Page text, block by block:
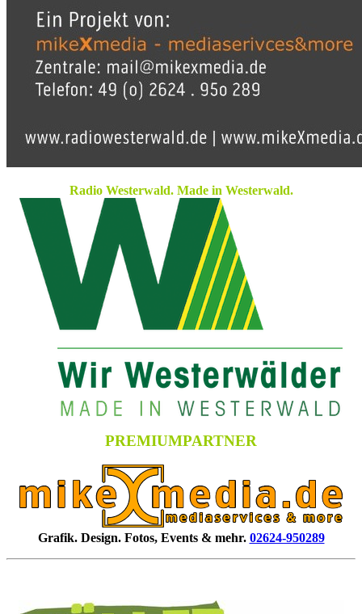
Radio Westerwald. Made in Westerwald.
PREMIUMPARTNER
Grafik. Design. Fotos, Events & mehr. 02624-950289